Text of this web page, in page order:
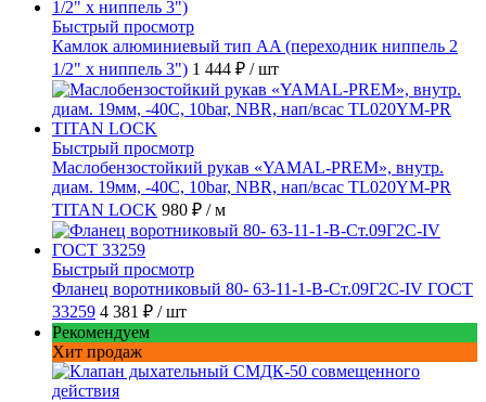
Быстрый просмотр
Камлок алюминиевый тип AA (переходник ниппель 2
1/2" х ниппель 3") 1 444 ₽ / шт
Быстрый просмотр
Маслобензостойкий рукав «YAMAL-PREM», внутр.
диам. 19мм, -40C, 10bar, NBR, нап/всас TL020YM-PR
TITAN LOCK 980 ₽ / м
Быстрый просмотр
Фланец воротниковый 80- 63-11-1-B-Ст.09Г2С-IV ГОСТ
33259 4 381 ₽ / шт
Рекомендуем
Хит продаж